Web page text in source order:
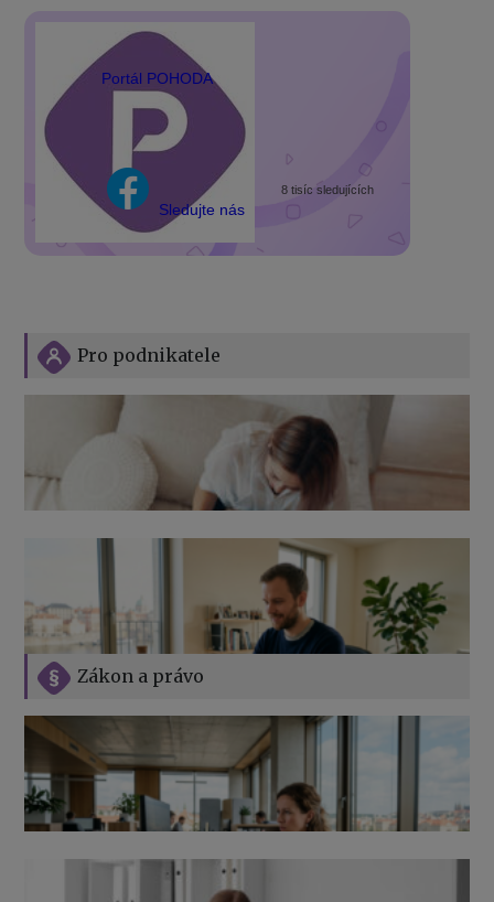
Portál POHODA
Sledujte nás
8 tisíc sledujících
Zákon a právo
Pro podnikatele
Jak na podnikání při rodičovské dovolené
Přehledy pro OSSZ a zdravotní pojišťovny – jak na ně
v roce 2026